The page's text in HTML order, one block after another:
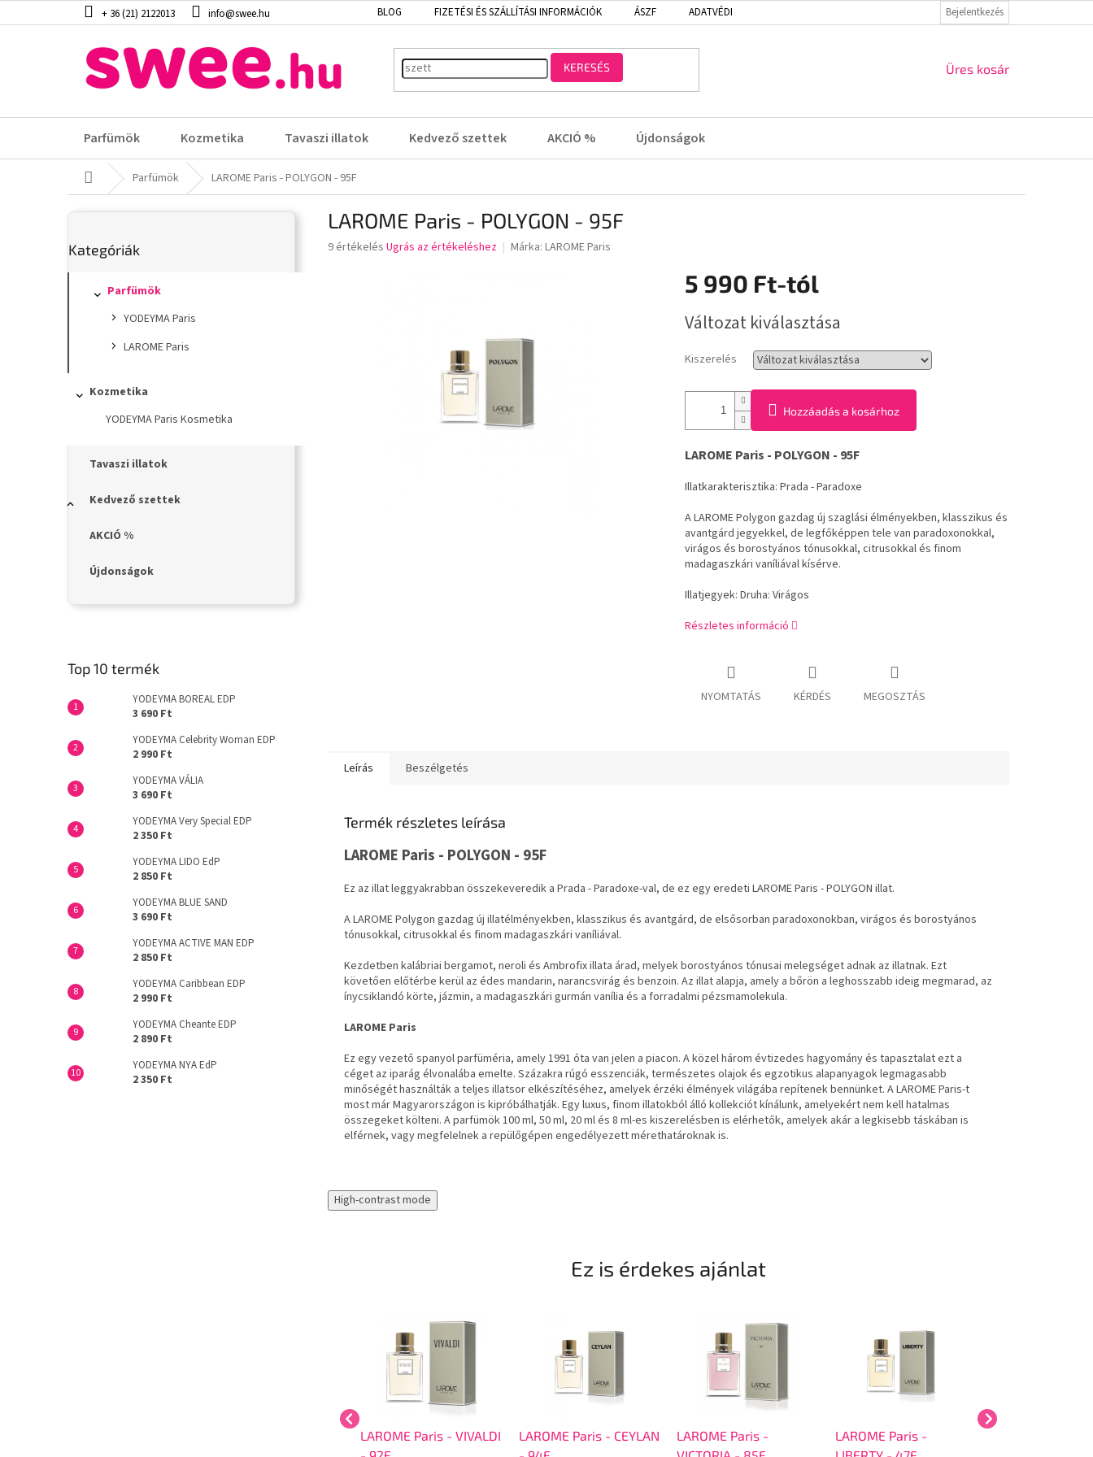
a
+ 36 (21) 2122013 info@swee.hu BLOG FIZETÉSI ÉS SZÁLLÍTÁSI INFORMÁCIÓK ÁSZF ADATVÉDELMI IRÁNYELVEK VISSZAKÜLDÉS ÉS REKLAMÁCIÓ
Bejelentkezés
KERESÉS KOSÁR
Üres kosár
Parfümök Kozmetika Tavaszi illatok Kedvező szettek AKCIÓ % Újdonságok
KezdőlapParfümök LAROME Paris - POLYGON - 95F
l
a
l
átugrása
Kategóriák
Parfümök
YODEYMA Paris
LAROME Paris
Kozmetika
YODEYMA Paris Kosmetika
Tavaszi illatok
Kedvező szettek
AKCIÓ %
Újdonságok
Top 10 termék
YODEYMA BOREAL EDP
3 690 Ft
YODEYMA Celebrity Woman EDP
2 990 Ft
YODEYMA VÁLIA
3 690 Ft
YODEYMA Very Special EDP
2 350 Ft
YODEYMA LIDO EdP
2 850 Ft
YODEYMA BLUE SAND
3 690 Ft
YODEYMA ACTIVE MAN EDP
2 850 Ft
YODEYMA Caribbean EDP
2 990 Ft
YODEYMA Cheante EDP
2 890 Ft
YODEYMA NYA EdP
2 350 Ft
LAROME Paris - POLYGON - 95F
A
9 értékelés Ugrás az értékeléshez Márka: LAROME Paris
5 990 Ft-tól
Változat kiválasztása
Kiszerelés
Hozzáadás a kosárhoz
LAROME Paris - POLYGON - 95F
Illatkarakterisztika: Prada - Paradoxe
A LAROME Polygon gazdag új szaglási élményekben, klasszikus és
avantgárd jegyekkel, de legfőképpen tele van paradoxonokkal,
virágos és borostyános tónusokkal, citrusokkal és finom
madagaszkári vaníliával kísérve.
Illatjegyek: Druha: Virágos
Részletes információ
NYOMTATÁS KÉRDÉS MEGOSZTÁS
Leírás Beszélgetés
Termék részletes leírása
LAROME Paris - POLYGON - 95F
Ez az illat leggyakrabban összekeveredik a Prada - Paradoxe-val, de ez egy eredeti LAROME Paris - POLYGON illat.
A LAROME Polygon gazdag új illatélményekben, klasszikus és avantgárd, de elsősorban paradoxonokban, virágos és borostyános
tónusokkal, citrusokkal és finom madagaszkári vaníliával.
Kezdetben kalábriai bergamot, neroli és Ambrofix illata árad, melyek borostyános tónusai melegséget adnak az illatnak. Ezt
követően előtérbe kerül az édes mandarin, narancsvirág és benzoin. Az illat alapja, amely a bőrön a leghosszabb ideig megmarad, az
ínycsiklandó körte, jázmin, a madagaszkári gurmán vanília és a forradalmi pézsmamolekula.
LAROME Paris
Ez egy vezető spanyol parfüméria, amely 1991 óta van jelen a piacon. A közel három évtizedes hagyomány és tapasztalat ezt a
céget az iparág élvonalába emelte. Százakra rúgó esszenciák, természetes olajok és egzotikus alapanyagok legmagasabb
minőségét használták a teljes illatsor elkészítéséhez, amelyek érzéki élmények világába repítenek bennünket. A LAROME Paris-t
most már Magyarországon is kipróbálhatják. Egy luxus, finom illatokból álló kollekciót kínálunk, amelyekért nem kell hatalmas
összegeket költeni. A parfümök 100 ml, 50 ml, 20 ml és 8 ml-es kiszerelésben is elérhetők, amelyek akár a legkisebb táskában is
elférnek, vagy megfelelnek a repülőgépen engedélyezett mérethatároknak is.
High-contrast mode
Ez is érdekes ajánlat
LAROME Paris - VIVALDI
LAROME Paris - CEYLAN
LAROME Paris -
LAROME Paris -